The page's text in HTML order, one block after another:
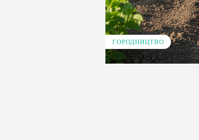
ГОРОДНИЦТВО